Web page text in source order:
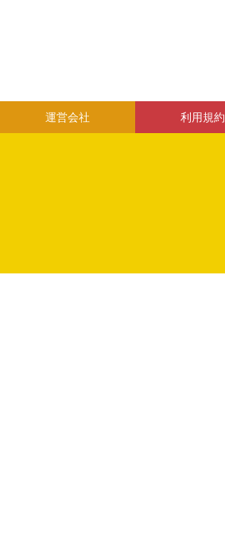
運営会社 利用規約